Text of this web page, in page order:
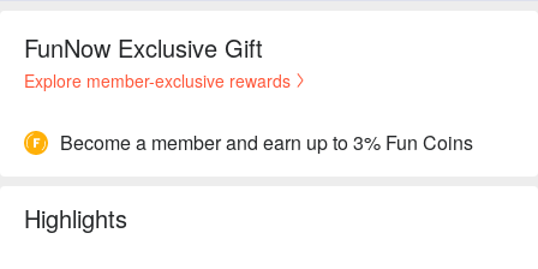
FunNow Exclusive Gift
Explore member-exclusive rewards
Become a member and earn up to 3% Fun Coins
Highlights